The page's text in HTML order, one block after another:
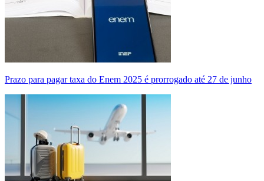
Prazo para pagar taxa do Enem 2025 é prorrogado até 27 de junho